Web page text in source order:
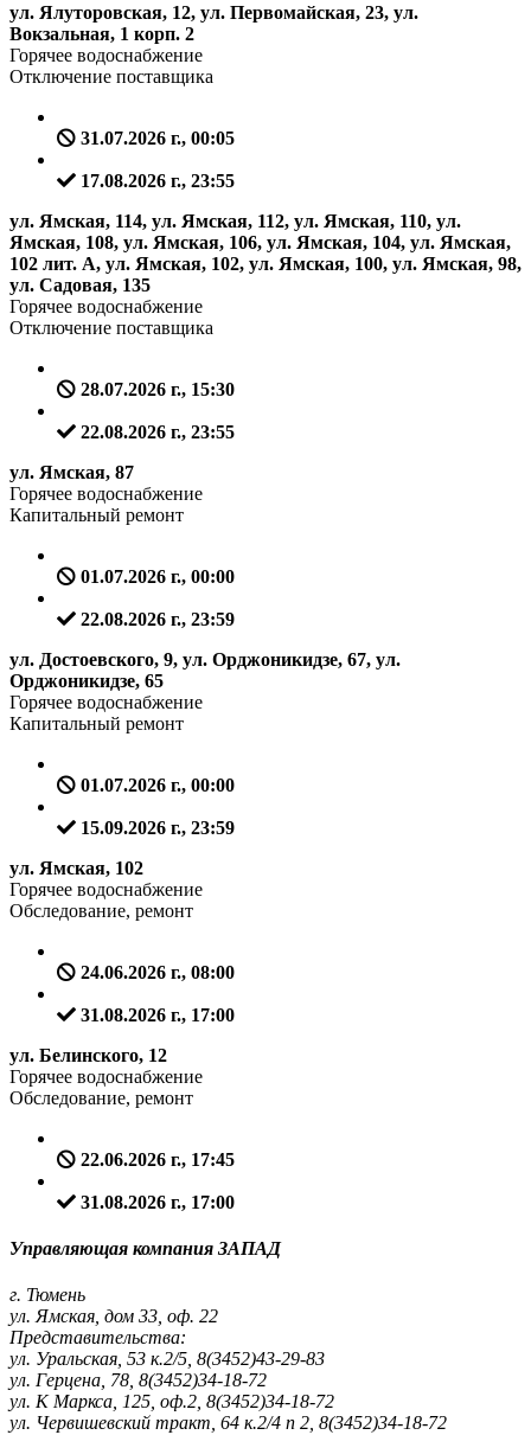
ул. Ялуторовская, 12, ул. Первомайская, 23, ул.
Вокзальная, 1 корп. 2
Горячее водоснабжение
Отключение поставщика
31.07.2026 г., 00:05
17.08.2026 г., 23:55
ул. Ямская, 114, ул. Ямская, 112, ул. Ямская, 110, ул.
Ямская, 108, ул. Ямская, 106, ул. Ямская, 104, ул. Ямская,
102 лит. А, ул. Ямская, 102, ул. Ямская, 100, ул. Ямская, 98,
ул. Садовая, 135
Горячее водоснабжение
Отключение поставщика
28.07.2026 г., 15:30
22.08.2026 г., 23:55
ул. Ямская, 87
Горячее водоснабжение
Капитальный ремонт
01.07.2026 г., 00:00
22.08.2026 г., 23:59
ул. Достоевского, 9, ул. Орджоникидзе, 67, ул.
Орджоникидзе, 65
Горячее водоснабжение
Капитальный ремонт
01.07.2026 г., 00:00
15.09.2026 г., 23:59
ул. Ямская, 102
Горячее водоснабжение
Обследование, ремонт
24.06.2026 г., 08:00
31.08.2026 г., 17:00
ул. Белинского, 12
Горячее водоснабжение
Обследование, ремонт
22.06.2026 г., 17:45
31.08.2026 г., 17:00
Управляющая компания ЗАПАД
г. Тюмень
ул. Ямская, дом 33, оф. 22
Представительства:
ул. Уральская, 53 к.2/5, 8(3452)43-29-83
ул. Герцена, 78, 8(3452)34-18-72
ул. К Маркса, 125, оф.2, 8(3452)34-18-72
ул. Червишевский тракт, 64 к.2/4 п 2, 8(3452)34-18-72